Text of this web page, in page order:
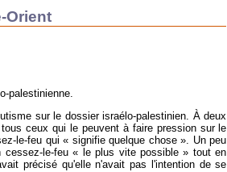
Orient
palestinienne.
sur le dossier israélo-palestinien. À deux
ceux qui le peuvent à faire pression sur le
le-feu qui « signifie quelque chose ». Un peu
cessez-le-feu « le plus vite possible » tout en
précisé qu'elle n'avait pas l'intention de se